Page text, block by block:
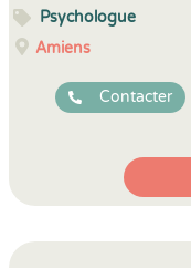
Psychologue
Amiens
Contacter